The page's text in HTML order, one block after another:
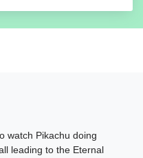
watch Pikachu doing
leading to the Eternal